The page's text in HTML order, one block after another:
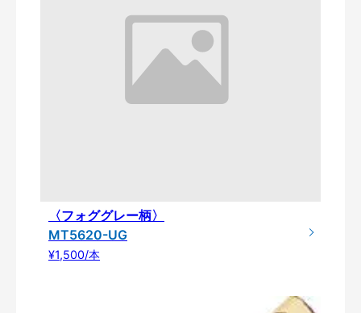
〈フォググレー柄〉
MT5620-UG
¥1,500/本